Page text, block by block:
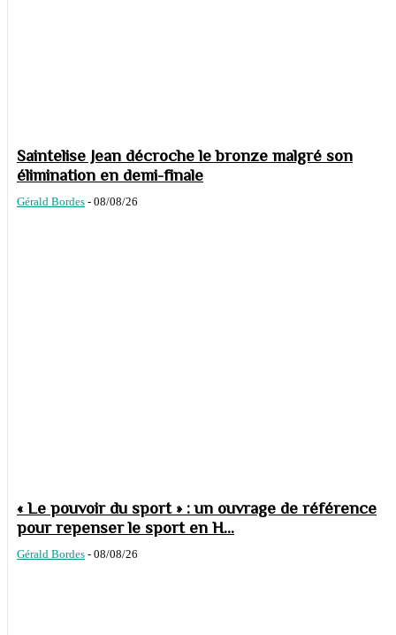
Saintelise Jean décroche le bronze malgré son
élimination en demi-finale
Gérald Bordes - 08/08/26
« Le pouvoir du sport » : un ouvrage de référence
pour repenser le sport en H...
Gérald Bordes - 08/08/26